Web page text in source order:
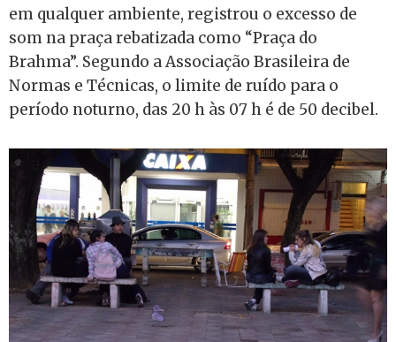
em qualquer ambiente, registrou o excesso de
som na praça rebatizada como “Praça do
Brahma”. Segundo a Associação Brasileira de
Normas e Técnicas, o limite de ruído para o
período noturno, das 20 h às 07 h é de 50 decibel.